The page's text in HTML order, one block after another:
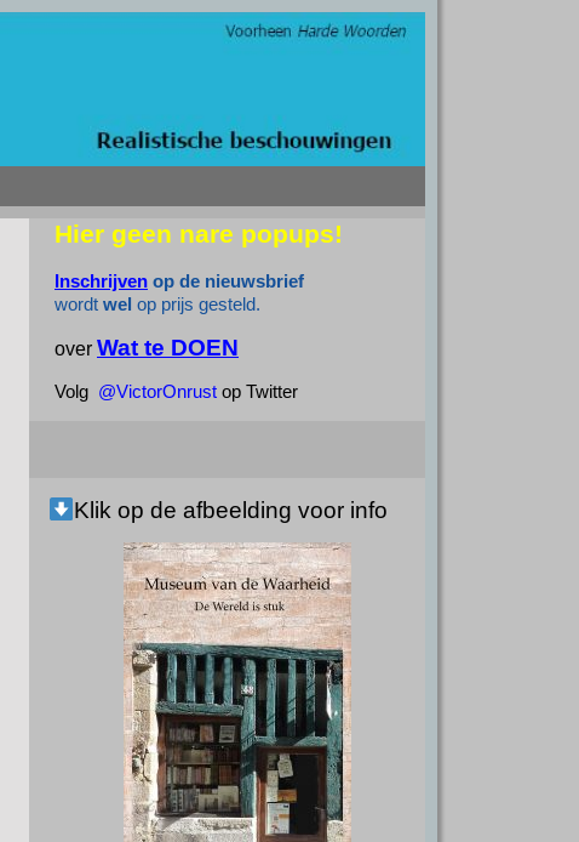
Hier geen nare popups!
Inschrijven op de nieuwsbrief
wordt wel op prijs gesteld.
over Wat te DOEN
Volg @VictorOnrust op Twitter
Klik op de afbeelding voor info